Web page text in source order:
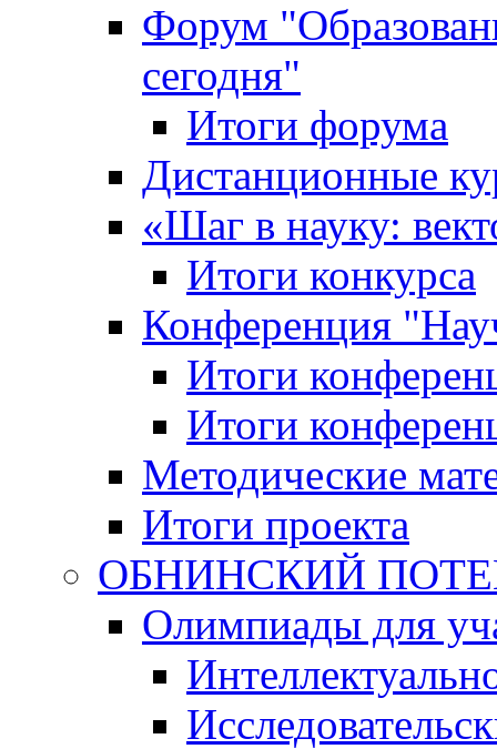
Форум
сегодня"
Итоги форума
Дистанционные
«Шаг в науку:
Итоги конкурса
Конференция
Итоги
Итоги
Методические
Итоги проекта
ОБНИНСКИЙ
Олимпиады для